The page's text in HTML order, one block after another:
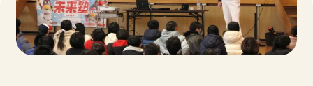
TOP トップ